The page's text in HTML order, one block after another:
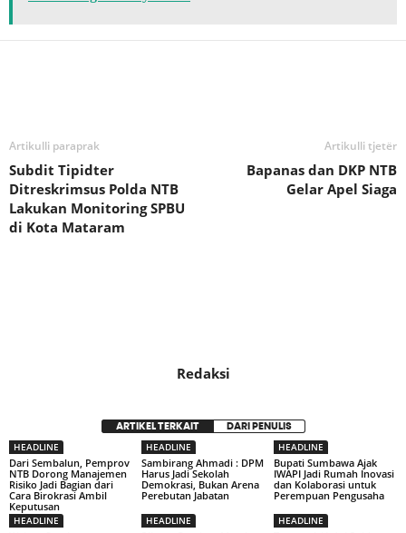
Artikulli paraprak
Subdit Tipidter
Ditreskrimsus Polda NTB
Lakukan Monitoring SPBU
di Kota Mataram
Artikulli tjetër
Bapanas dan DKP NTB
Gelar Apel Siaga
Redaksi
ARTIKEL TERKAIT DARI PENULIS
HEADLINE
Dari Sembalun, Pemprov
NTB Dorong Manajemen
Risiko Jadi Bagian dari
Cara Birokrasi Ambil
Keputusan
HEADLINE
Sambirang Ahmadi : DPM
Harus Jadi Sekolah
Demokrasi, Bukan Arena
Perebutan Jabatan
HEADLINE
Bupati Sumbawa Ajak
IWAPI Jadi Rumah Inovasi
dan Kolaborasi untuk
Perempuan Pengusaha
HEADLINE HEADLINE HEADLINE